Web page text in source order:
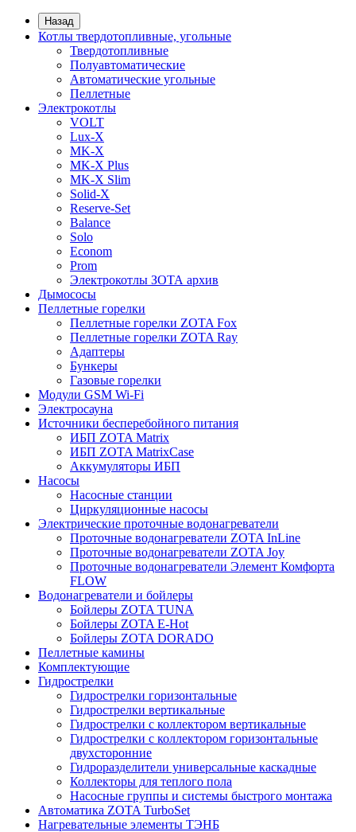
Назад
Котлы твердотопливные, угольные
Твердотопливные
Полуавтоматические
Автоматические угольные
Пеллетные
Электрокотлы
VOLT
Lux-X
MK-X
MK-X Plus
MK-X Slim
Solid-X
Reserve-Set
Balance
Solo
Econom
Prom
Электрокотлы ЗОТА архив
Дымососы
Пеллетные горелки
Пеллетные горелки ZOTA Fox
Пеллетные горелки ZOTA Ray
Адаптеры
Бункеры
Газовые горелки
Модули GSM Wi-Fi
Электросауна
Источники бесперебойного питания
ИБП ZOTA Matrix
ИБП ZOTA MatrixCase
Аккумуляторы ИБП
Насосы
Насосные станции
Циркуляционные насосы
Электрические проточные водонагреватели
Проточные водонагреватели ZOTA InLine
Проточные водонагреватели ZOTA Joy
Проточные водонагреватели Элемент Комфорта
FLOW
Водонагреватели и бойлеры
Бойлеры ZOTA TUNA
Бойлеры ZOTA E-Hot
Бойлеры ZOTA DORADO
Пеллетные камины
Комплектующие
Гидрострелки
Гидрострелки горизонтальные
Гидрострелки вертикальные
Гидрострелки с коллектором вертикальные
Гидрострелки с коллектором горизонтальные
двухсторонние
Гидроразделители универсальные каскадные
Коллекторы для теплого пола
Насосные группы и системы быстрого монтажа
Автоматика ZOTA TurboSet
Нагревательные элементы ТЭНБ